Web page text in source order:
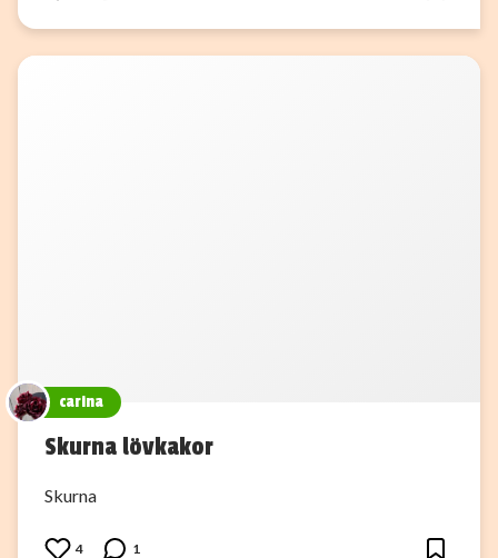
carina
Skurna lövkakor
Skurna
4 1